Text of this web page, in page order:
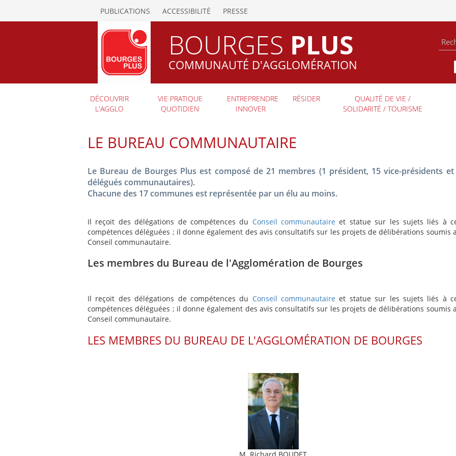
PUBLICATIONS ACCESSIBILITÉ PRESSE
BOURGES PLUS
COMMUNAUTÉ D'AGGLOMÉRATION
DÉCOUVRIR
L'AGGLO
VIE PRATIQUE
QUOTIDIEN
ENTREPRENDRE
INNOVER
RÉSIDER
QUALITÉ DE VIE /
SOLIDARITÉ / TOURISME
LE BUREAU COMMUNAUTAIRE
Le Bureau de Bourges Plus est composé de 21 membres (1 président, 15 vice-présidents
délégués communautaires).
Chacune des 17 communes est représentée par un élu au moins.
Il reçoit des délégations de compétences du Conseil communautaire et statue sur les sujets liés à
compétences déléguées ; il donne également des avis consultatifs sur les projets de délibérations soumis
Conseil communautaire.
Les membres du Bureau de l'Agglomération de Bourges
Il reçoit des délégations de compétences du Conseil communautaire et statue sur les sujets liés à
compétences déléguées ; il donne également des avis consultatifs sur les projets de délibérations soumis
Conseil communautaire.
LES MEMBRES DU BUREAU DE L'AGGLOMÉRATION DE BOURGES
M. Richard BOUDET